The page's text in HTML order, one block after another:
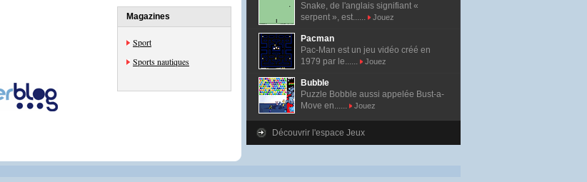
Magazines
Sport
Sports nautiques
Snake, de l'anglais signifiant «
serpent », est......
Jouez
Pacman
Pac-Man est un jeu vidéo créé en
1979 par le......
Jouez
Bubble
Puzzle Bobble aussi appelée Bust-a-
Move en......
Jouez
Découvrir l'espace Jeux